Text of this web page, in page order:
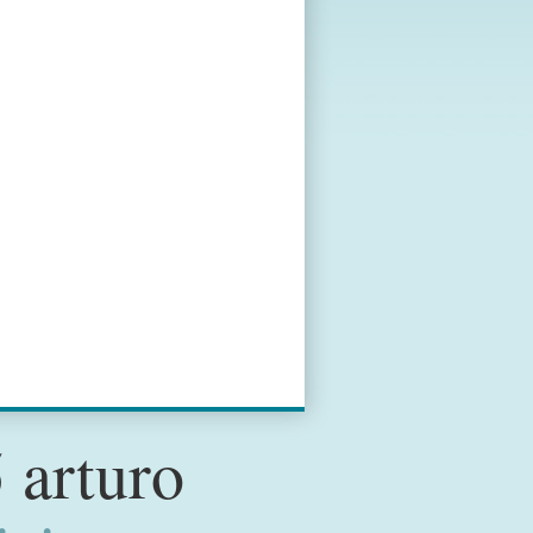
arturo